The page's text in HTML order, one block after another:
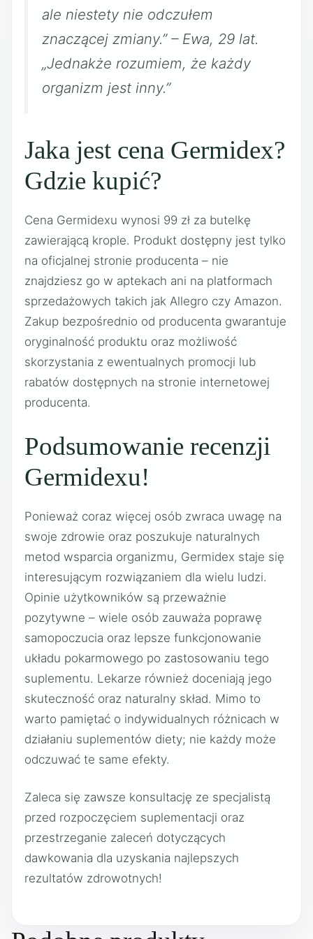
ale niestety nie odczułem
znaczącej zmiany.” – Ewa, 29 lat.
„Jednakże rozumiem, że każdy
organizm jest inny.”
Jaka jest cena Germidex?
Gdzie kupić?
Cena Germidexu wynosi 99 zł za butelkę
zawierającą krople. Produkt dostępny jest tylko
na oficjalnej stronie producenta – nie
znajdziesz go w aptekach ani na platformach
sprzedażowych takich jak Allegro czy Amazon.
Zakup bezpośrednio od producenta gwarantuje
oryginalność produktu oraz możliwość
skorzystania z ewentualnych promocji lub
rabatów dostępnych na stronie internetowej
producenta.
Podsumowanie recenzji
Germidexu!
Ponieważ coraz więcej osób zwraca uwagę na
swoje zdrowie oraz poszukuje naturalnych
metod wsparcia organizmu, Germidex staje się
interesującym rozwiązaniem dla wielu ludzi.
Opinie użytkowników są przeważnie
pozytywne – wiele osób zauważa poprawę
samopoczucia oraz lepsze funkcjonowanie
układu pokarmowego po zastosowaniu tego
suplementu. Lekarze również doceniają jego
skuteczność oraz naturalny skład. Mimo to
warto pamiętać o indywidualnych różnicach w
działaniu suplementów diety; nie każdy może
odczuwać te same efekty.
Zaleca się zawsze konsultację ze specjalistą
przed rozpoczęciem suplementacji oraz
przestrzeganie zaleceń dotyczących
dawkowania dla uzyskania najlepszych
rezultatów zdrowotnych!